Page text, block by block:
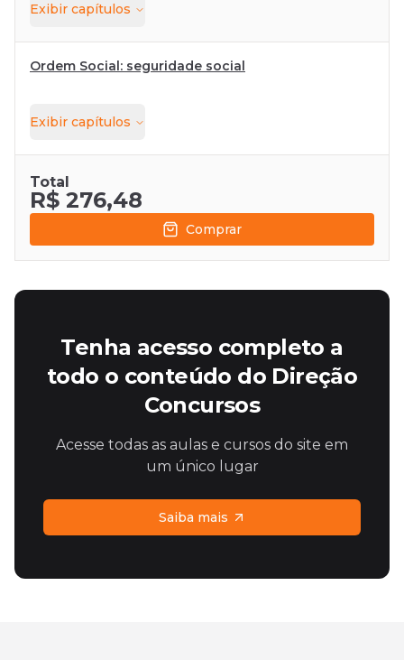
Exibir capítulos
Ordem Social: seguridade social
Exibir capítulos
Total
R$ 276,48
Comprar
Tenha acesso completo a
todo o conteúdo do Direção
Concursos
Acesse todas as aulas e cursos do site em
um único lugar
Saiba mais